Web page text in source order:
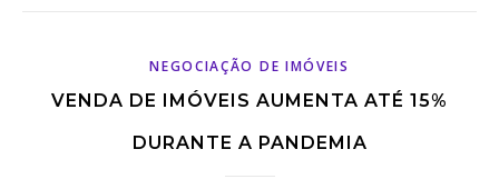
NEGOCIAÇÃO DE IMÓVEIS
VENDA DE IMÓVEIS AUMENTA ATÉ 15%
DURANTE A PANDEMIA